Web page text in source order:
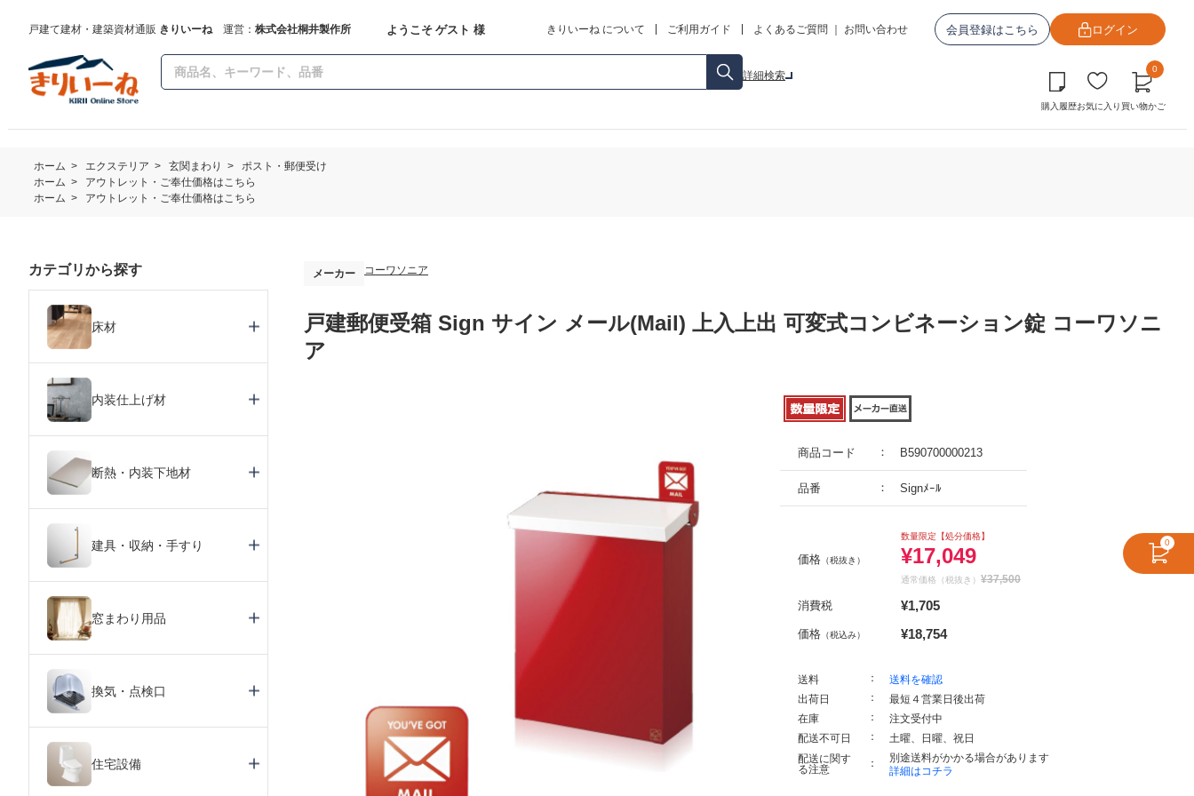
戸建て建材・建築資材通販 きりいーね運営： 株式会社桐井製作所 ようこそ ゲスト 様 きりいーね について ご利用ガイド よくあるご質問 お問い合わせ 会員登録はこちら ログイン
詳細検索
購入履歴お気に入り
0
買い物かご
ホーム > エクステリア > 玄関まわり >
ポスト・郵便受け
ホーム >
アウトレット・ご奉仕価格はこちら
ホーム > アウトレット・ご奉仕価格はこちら
メーカー コーワソニア
戸建郵便受箱 Sign サイン メール(Mail) 上入上出 可変式コンビネーション錠 コーワソニ
ア
商品コード B590700000213
品番 Signﾒｰﾙ
価格 （税抜き）
数量限定【処分価格】
¥17,049
通常価格（税抜き） ¥37,500
消費税 ¥1,705
価格 （税込み） ¥18,754
送料
送料を確認
出荷日
最短４営業日後出荷
在庫
注文受付中
配送不可日
土曜、日曜、祝日
配送に関す
る注意
別途送料がかかる場合があります
詳細はコチラ
カテゴリから探す
床材
内装仕上げ材
断熱・内装下地材
建具・収納・手すり
窓まわり用品
換気・点検口
住宅設備
0